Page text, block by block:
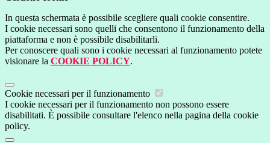
In questa schermata è possibile scegliere quali cookie consentire.
I cookie necessari sono quelli che consentono il funzionamento della
piattaforma e non è possibile disabilitarli.
Per conoscere quali sono i cookie necessari al funzionamento potete
visionare la COOKIE POLICY.
Cookie necessari per il funzionamento
I cookie necessari per il funzionamento non possono essere
disabilitati. È possibile consultare l'elenco nella pagina della cookie
policy.